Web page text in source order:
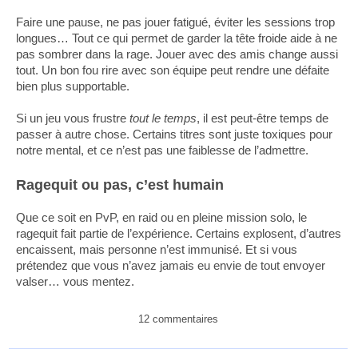
Faire une pause, ne pas jouer fatigué, éviter les sessions trop
longues… Tout ce qui permet de garder la tête froide aide à ne
pas sombrer dans la rage. Jouer avec des amis change aussi
tout. Un bon fou rire avec son équipe peut rendre une défaite
bien plus supportable.
Si un jeu vous frustre tout le temps, il est peut-être temps de
passer à autre chose. Certains titres sont juste toxiques pour
notre mental, et ce n’est pas une faiblesse de l’admettre.
Ragequit ou pas, c’est humain
Que ce soit en PvP, en raid ou en pleine mission solo, le
ragequit fait partie de l’expérience. Certains explosent, d’autres
encaissent, mais personne n’est immunisé. Et si vous
prétendez que vous n’avez jamais eu envie de tout envoyer
valser… vous mentez.
12 commentaires